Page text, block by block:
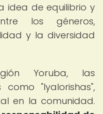
idea de equilibrio y
los géneros,
y la diversidad
Yoruba, las
"Iyalorishas",
en la comunidad.